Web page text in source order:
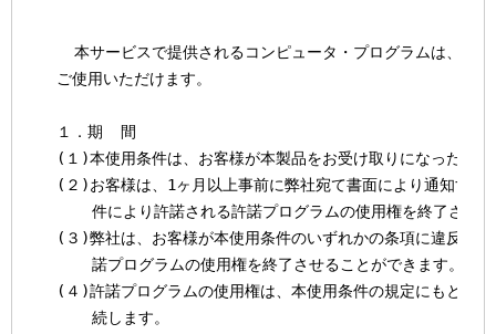
本サービスで提供されるコンピュータ・プログラムは、以
  ご使用いただけます。
  １．期  間
(１)本使用条件は、お客様が本製品をお受け取りになった日
(２)お客様は、1ヶ月以上事前に弊社宛て書面により通知する
件により許諾される許諾プログラムの使用権を終了させ
(３)弊社は、お客様が本使用条件のいずれかの条項に違反さ
      諾プログラムの使用権を終了させることができます。
(４)許諾プログラムの使用権は、本使用条件の規定にもとづ
      続します。